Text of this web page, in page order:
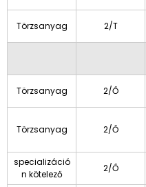
Törzsanyag 2/T
Törzsanyag 2/Ő
Törzsanyag 2/Ő
specializáció
n kötelező
2/Ő